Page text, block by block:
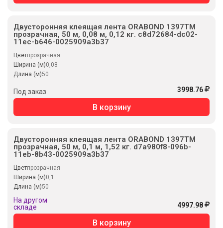
Двусторонняя клеящая лента ORABOND 1397TM
прозрачная, 50 м, 0,08 м, 0,12 кг. c8d72684-dc02-
11ec-b646-0025909a3b37
Цветпрозрачная
Ширина (м)0,08
Длина (м)50
Под заказ 3998.76
В корзину
Двусторонняя клеящая лента ORABOND 1397TM
прозрачная, 50 м, 0,1 м, 1,52 кг. d7a980f8-096b-
11eb-8b43-0025909a3b37
Цветпрозрачная
Ширина (м)0,1
Длина (м)50
На другом
складе
4997.98
В корзину